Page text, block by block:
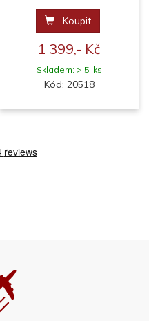
Koupit
1 399,- Kč
Skladem: > 5 ks
Kód: 20518